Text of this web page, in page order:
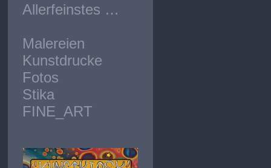
Allerfeinstes …
Malereien
Kunstdrucke
Fotos
Stika
FINE_ART